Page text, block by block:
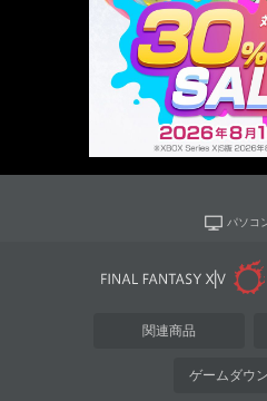
パソコ
関連商品
ゲームダウ